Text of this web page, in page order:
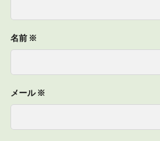
名前 ※
メール※